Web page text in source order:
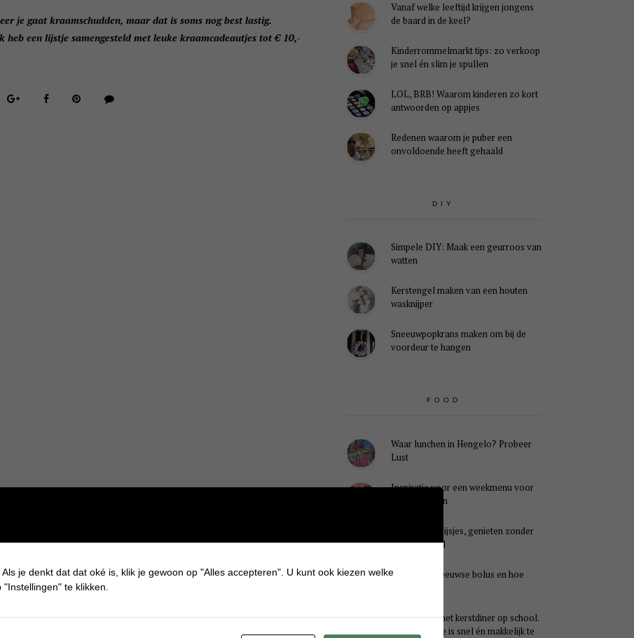
je gaat kraamschudden, maar dat is soms nog best lastig.
een lijstje samengesteld met leuke kraamcadeautjes tot € 10,-
Vanaf welke leeftijd krijgen jongens
de baard in de keel?
Kinderrommelmarkt tips: zo verkoop
je snel én slim je spullen
LOL, BRB! Waarom kinderen zo kort
antwoorden op appjes
Redenen waarom je puber een
onvoldoende heeft gehaald
DIY
Simpele DIY: Maak een geurroos van
watten
Kerstengel maken van een houten
wasknijper
Sneeuwpopkrans maken om bij de
voordeur te hangen
FOOD
Waar lunchen in Hengelo? Probeer
Lust
Inspiratie voor een weekmenu voor
het hele gezin
Caloriearme ijsjes, genieten zonder
schuldgevoel
Wat is een Zeeuwse bolus en hoe
Ideaal voor het kerstdiner op school.
Dit kersthapje is snel én makkelijk te
je denkt dat dat oké is, klik je gewoon op "Alles accepteren". U kunt ook kiezen welke
te klikken.